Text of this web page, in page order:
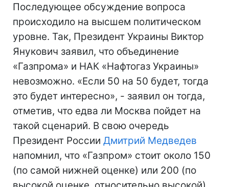
Последующее обсуждение вопроса
происходило на высшем политическом
уровне. Так, Президент Украины Виктор
Янукович заявил, что объединение
«Газпрома» и НАК «Нафтогаз Украины»
невозможно. «Если 50 на 50 будет, тогда
это будет интересно», - заявил он тогда,
отметив, что едва ли Москва пойдет на
такой сценарий. В свою очередь
Президент России Дмитрий Медведев
напомнил, что «Газпром» стоит около 150
(по самой нижней оценке) или 200 (по